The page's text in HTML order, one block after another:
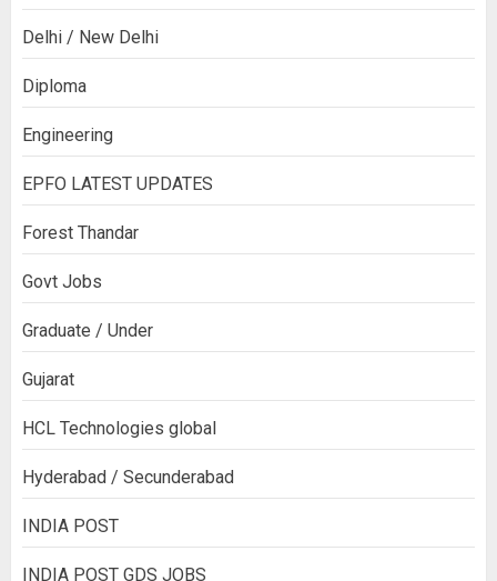
Delhi / New Delhi
Diploma
Engineering
EPFO LATEST UPDATES
Forest Thandar
Govt Jobs
Graduate / Under
Gujarat
HCL Technologies global
Hyderabad / Secunderabad
INDIA POST
INDIA POST GDS JOBS